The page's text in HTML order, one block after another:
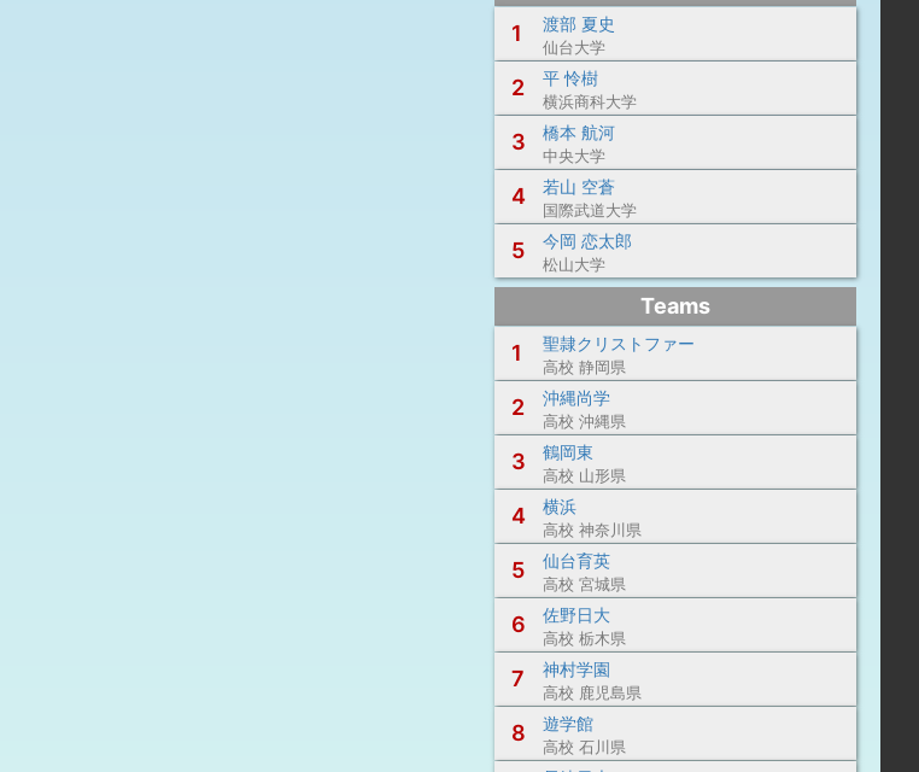
1
渡部 夏史
仙台大学
2 平 怜樹
横浜商科大学
3 橋本 航河
中央大学
4 若山 空蒼
国際武道大学
5 今岡 恋太郎
松山大学
Teams
1
聖隷クリストファー
高校 静岡県
2 沖縄尚学
高校 沖縄県
3 鶴岡東
高校 山形県
4 横浜
高校 神奈川県
5 仙台育英
高校 宮城県
6 佐野日大
高校 栃木県
7 神村学園
高校 鹿児島県
8 遊学館
高校 石川県